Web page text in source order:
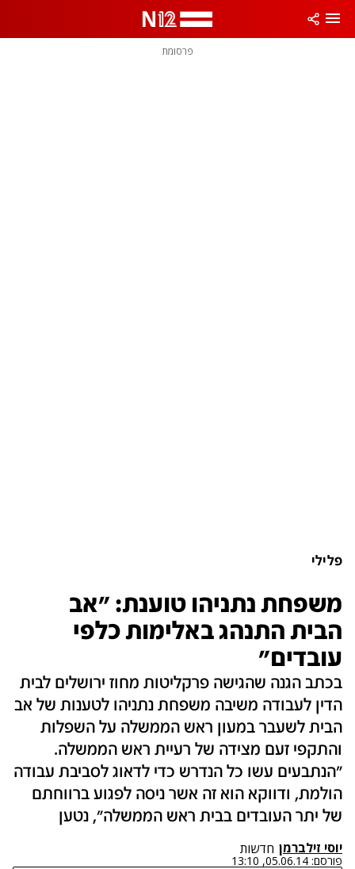
פרסומת
פלילי
משפחת נתניהו טוענת: "אב
הבית התנהג באלימות כלפי
עובדים"
בכתב הגנה שהגישה פרקליטות מחוז ירושלים לבית
הדין לעבודה משיבה משפחת נתניהו לטענות של אב
הבית לשעבר במעון ראש הממשלה על השפלות
והתקפי זעם מצידה של רעיית ראש הממשלה.
"הנתבעים עשו כל הנדרש כדי לדאוג לסביבת עבודה
הולמת, ודווקא הוא זה אשר ניסה לפגוע ברווחתם
של יתר העובדים בבית ראש הממשלה", נטען
יוסי זילברמן חדשות
פורסם: 05.06.14, 13:10